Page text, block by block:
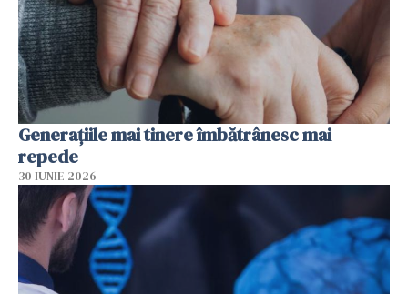
Generațiile mai tinere îmbătrânesc mai
repede
30 IUNIE 2026